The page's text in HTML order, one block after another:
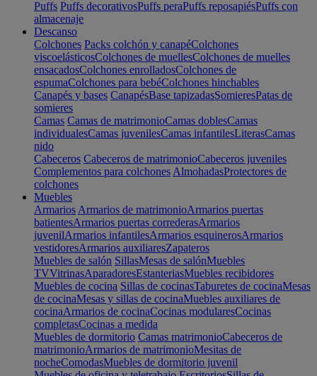
Puffs Puffs decorativosPuffs peraPuffs reposapiésPuffs con
almacenaje
Descanso
Colchones Packs colchón y canapéColchones
viscoelásticosColchones de muellesColchones de muelles
ensacadosColchones enrolladosColchones de
espumaColchones para bebéColchones hinchables
Canapés y bases CanapésBase tapizadasSomieresPatas de
somieres
Camas Camas de matrimonioCamas doblesCamas
individualesCamas juvenilesCamas infantilesLiterasCamas
nido
Cabeceros Cabeceros de matrimonioCabeceros juveniles
Complementos para colchones AlmohadasProtectores de
colchones
Muebles
Armarios Armarios de matrimonioArmarios puertas
batientesArmarios puertas correderasArmarios
juvenilArmarios infantilesArmarios esquinerosArmarios
vestidoresArmarios auxiliaresZapateros
Muebles de salón SillasMesas de salónMuebles
TVVitrinasAparadoresEstanteriasMuebles recibidores
Muebles de cocina Sillas de cocinasTaburetes de cocinaMesas
de cocinaMesas y sillas de cocinaMuebles auxiliares de
cocinaArmarios de cocinaCocinas modularesCocinas
completasCocinas a medida
Muebles de dormitorio Camas matrimonioCabeceros de
matrimonioArmarios de matrimonioMesitas de
nocheComodasMuebles de dormitorio juvenil